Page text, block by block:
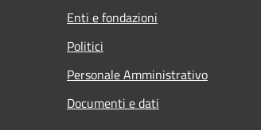
Enti e fondazioni
Politici
Personale Amministrativo
Documenti e dati